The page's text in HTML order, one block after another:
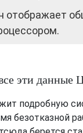
отображает
эти данные
подробную
безотказной